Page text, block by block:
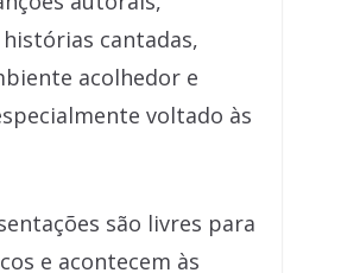
cantadas,
acolhedor e
voltado às
são livres para
e acontecem às